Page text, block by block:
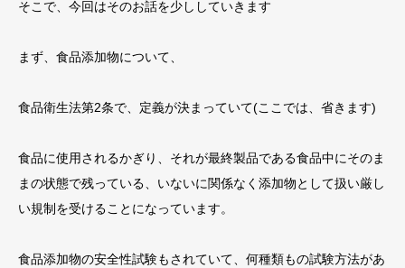
そこで、今回はそのお話を少ししていきます
まず、食品添加物について、
食品衛生法第2条で、定義が決まっていて(ここでは、省きます)
食品に使用されるかぎり、それが最終製品である食品中にそのま
まの状態で残っている、いないに関係なく添加物として扱い厳し
い規制を受けることになっています。
食品添加物の安全性試験もされていて、何種類もの試験方法があ